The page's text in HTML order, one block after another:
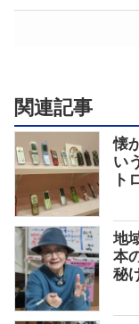
関連記事
懐
い
ト
地
本
秘